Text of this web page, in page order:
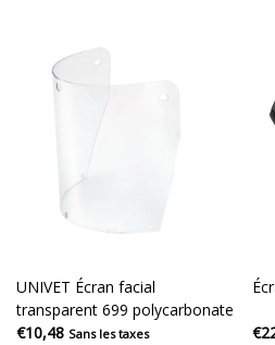
UNIVET Écran facial
transparent 699 polycarbonate
€10,48 Sans les taxes